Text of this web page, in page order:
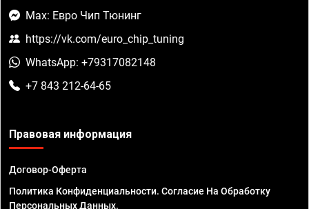
Max: Евро Чип Тюнинг
https://vk.com/euro_chip_tuning
WhatsApp: +79317082148
+7 843 212-64-65
Правовая информация
Договор-Оферта
Политика Конфиденциальности. Согласие На Обработку
Персональных Данных.